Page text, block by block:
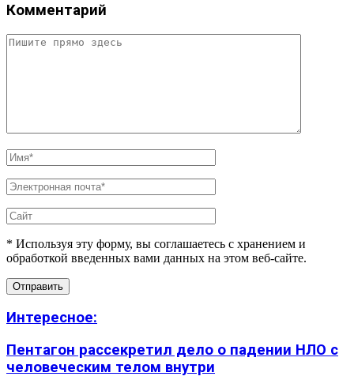
Комментарий
* Используя эту форму, вы соглашаетесь с хранением и
обработкой введенных вами данных на этом веб-сайте.
Интересное:
Пентагон рассекретил дело о падении НЛО с
человеческим телом внутри